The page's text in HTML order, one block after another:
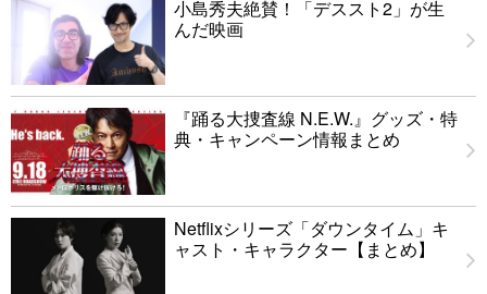
小島秀夫絶賛！「デススト2」が生
んだ映画
『踊る大捜査線 N.E.W.』グッズ・特
典・キャンペーン情報まとめ
Netflixシリーズ「ダウンタイム」キ
ャスト・キャラクター【まとめ】